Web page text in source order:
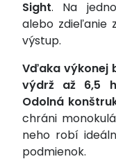
Sight. Na
alebo zdieľanie
výstup.
Vďaka výkonej
výdrž až 6,5
Odolná
chráni
neho robí
podmienok.